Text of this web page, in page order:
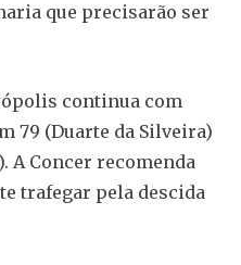
que precisarão ser
continua com
79 (Duarte da Silveira)
A Concer recomenda
trafegar pela descida